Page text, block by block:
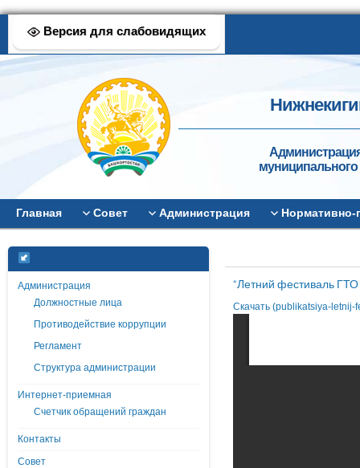
Версия для слабовидящих
муниципального
Главная Совет Администрация
Администрация
Должностные лица
Противодействие коррупции
Регламент
Структура администрации
Интернет-приемная
Счетчик обращений граждан
Контакты
Совет
“Летний фестиваль
Скачать (publikatsiya-letnij-